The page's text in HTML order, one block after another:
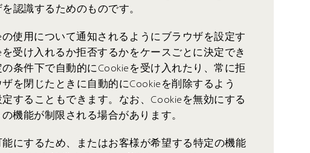
認識するためのものです。
使用について通知されるようにブラウザを設定す
を受け入れるか拒否するかをケースごとに決定でき
条件下で自動的にCookieを受け入れたり、常に拒
を閉じたときに自動的にCookieを削除するよう
することもできます。なお、Cookieを無効にする
機能が制限される場合があります。
にするため、またはお客様が希望する特定の機能